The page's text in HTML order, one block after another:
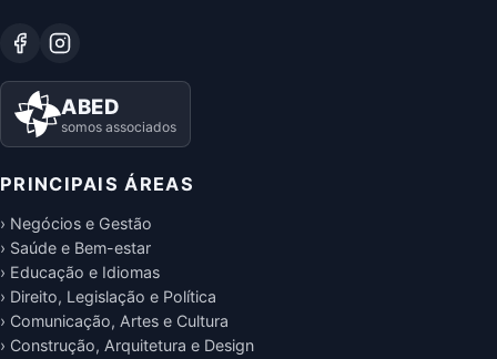
ABED
somos associados
PRINCIPAIS ÁREAS
› Negócios e Gestão
› Saúde e Bem-estar
› Educação e Idiomas
› Direito, Legislação e Política
› Comunicação, Artes e Cultura
› Construção, Arquitetura e Design